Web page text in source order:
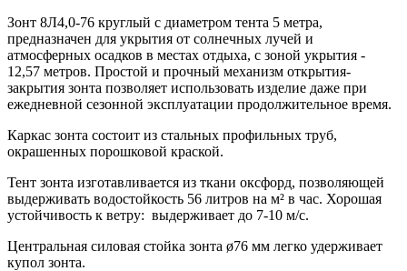
Зонт 8Л4,0-76 круглый с диаметром тента 5 метра,
предназначен для укрытия от солнечных лучей и
атмосферных осадков в местах отдыха, с зоной укрытия -
12,57 метров. Простой и прочный механизм открытия-
закрытия зонта позволяет использовать изделие даже при
ежедневной сезонной эксплуатации продолжительное время.
Каркас зонта состоит из стальных профильных труб,
окрашенных порошковой краской.
Тент зонта изготавливается из ткани оксфорд, позволяющей
выдерживать водостойкость 56 литров на м² в час. Хорошая
устойчивость к ветру: выдерживает до 7-10 м/с.
Центральная силовая стойка зонта ø76 мм легко удерживает
купол зонта.